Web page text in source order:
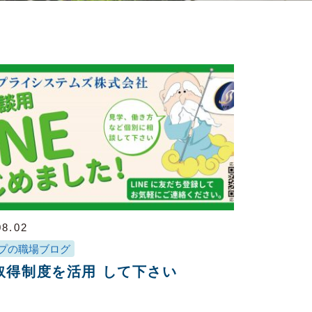
の職場ブログ
得制度を活用 して下さい